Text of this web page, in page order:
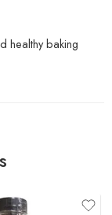
healthy baking